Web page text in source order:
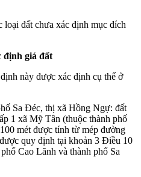
loại đất chưa xác định mục đích
định giá đất
này được xác định cụ thể ở
Sa Đéc, thị xã Hồng Ngự: đất
1 xã Mỹ Tân (thuộc thành phố
mét được tính từ mép đường
được quy định tại khoản 3 Điều 10
Cao Lãnh và thành phố Sa